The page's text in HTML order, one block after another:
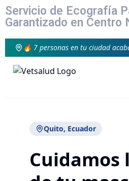
Servicio de Ecografía
Garantizado en Centro